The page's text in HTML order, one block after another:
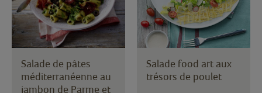
Salade de pâtes
méditerranéenne au
jambon de Parme et
Salade food art aux
trésors de poulet